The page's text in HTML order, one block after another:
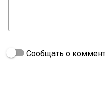
Сообщать о